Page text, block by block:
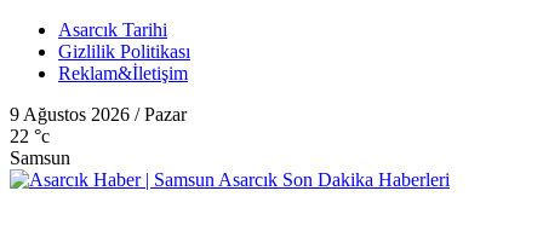
Asarcık Tarihi
Gizlilik Politikası
Reklam&İletişim
9 Ağustos 2026 / Pazar
22 °c
Samsun